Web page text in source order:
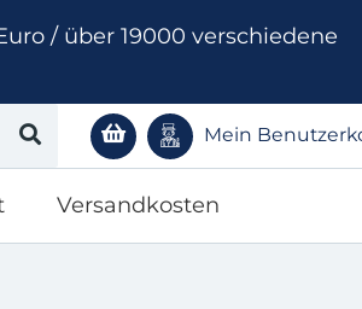
/ über 19000 verschiedene
Mein
Versandkosten